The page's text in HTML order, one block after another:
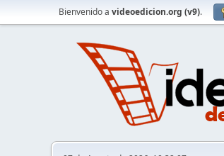
Bienvenido a videoedicion.org (v9).